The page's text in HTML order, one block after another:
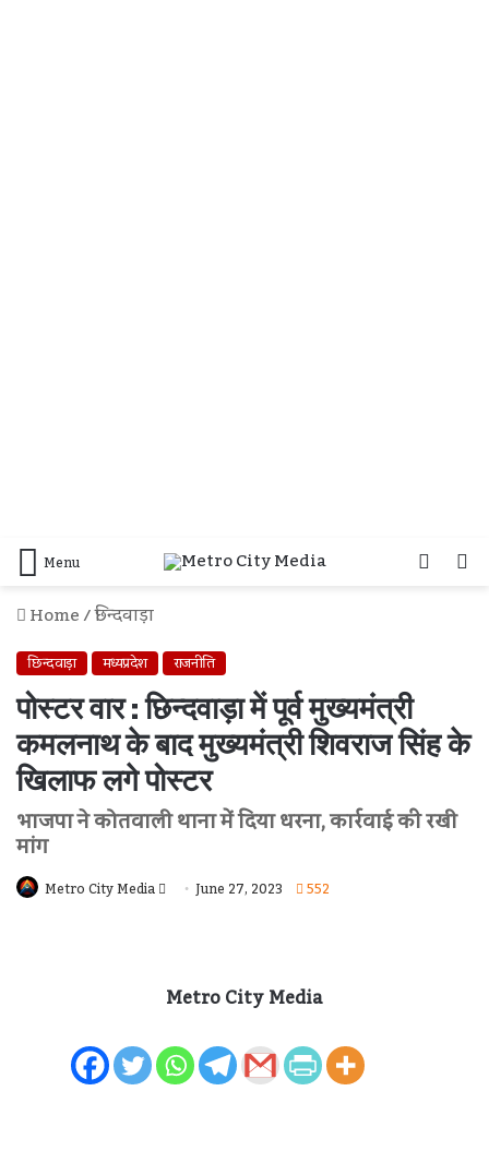
Menu
Log
Home/छिन्दवाड़ा
छिन्दवाड़ा मध्यप्रदेश राजनीति
पोस्टर वार : छिन्दवाड़ा में पूर्व मुख्यमंत्री
कमलनाथ के बाद मुख्यमंत्री शिवराज सिंह के
खिलाफ लगे पोस्टर
भाजपा ने कोतवाली थाना में दिया धरना, कार्रवाई की रखी
मांग
Metro City Media
SendJune 27, 2023 552
Metro City Media